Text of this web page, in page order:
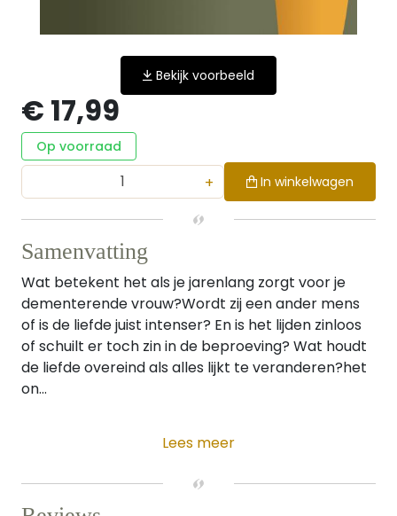
Bekijk voorbeeld
€ 17,99
Op voorraad
+ In winkelwagen
Samenvatting
Wat betekent het als je jarenlang zorgt voor je
dementerende vrouw?Wordt zij een ander mens
of is de liefde juist intenser? En is het lijden zinloos
of schuilt er toch zin in de beproeving? Wat houdt
de liefde overeind als alles lijkt te veranderen?het
on...
Lees meer